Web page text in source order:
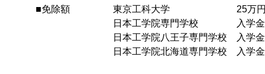
■免除額
東京工科大学 25万円（入
日本工学院専門学校 入学金
日本工学院八王子専門学校 入学
日本工学院北海道専門学校 入学